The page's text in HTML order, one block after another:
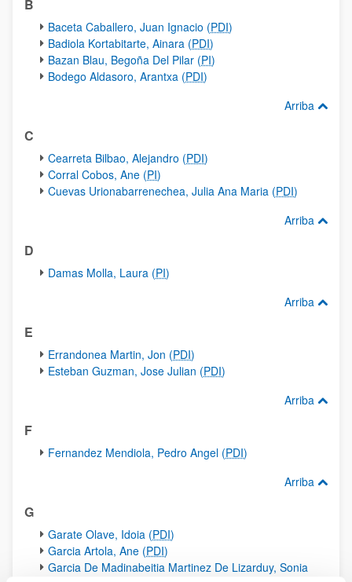
B
Baceta Caballero, Juan Ignacio (PDI)
Badiola Kortabitarte, Ainara (PDI)
Bazan Blau, Begoña Del Pilar (PI)
Bodego Aldasoro, Arantxa (PDI)
Arriba
C
Cearreta Bilbao, Alejandro (PDI)
Corral Cobos, Ane (PI)
Cuevas Urionabarrenechea, Julia Ana Maria (PDI)
Arriba
D
Damas Molla, Laura (PI)
Arriba
E
Errandonea Martin, Jon (PDI)
Esteban Guzman, Jose Julian (PDI)
Arriba
F
Fernandez Mendiola, Pedro Angel (PDI)
Arriba
G
Garate Olave, Idoia (PDI)
Garcia Artola, Ane (PDI)
Garcia De Madinabeitia Martinez De Lizarduy, Sonia